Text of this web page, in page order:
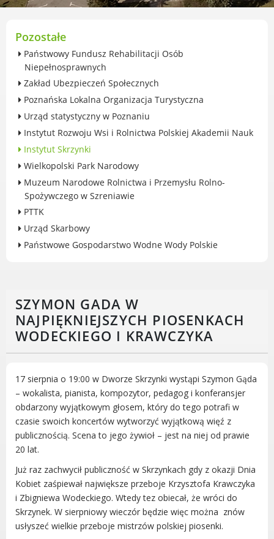
przekształceniowa
Ochrona środowiska
Edukacja ekologiczna
SZYKUJ SIĘ NA ZMIANY KLIMATU
Komunikacja miejska
Rolnictwo
Zwierzęta
Organizacje pozarządowe
Centrum Organizacji Pozarządowych
Karty honorowane w Luboniu
Duża Rodzina
Konsultacje społeczne i ewaluacje
Konkursy miejskie
Fundusze UE i krajowe
BEZPIECZEŃSTWO
Zdrowie
Porady prawne
Likwidacja barier - seniorzy i osoby z
niepełnosprawnościami
MIASTO LUBOŃ
Władze Miasta
O mieście
Luboński Szlak Architektury
Przemysłowej
SZYMON GADA W
NAJPIĘKNIEJSZYCH PIOSENKACH
WODECKIEGO I KRAWCZYKA
17 sierpnia o 19:00 w Dworze Skrzynki wystąpi Szymon Gąda
– wokalista, pianista, kompozytor, pedagog i konferansjer
obdarzony wyjątkowym głosem, który do tego potrafi w
czasie swoich koncertów wytworzyć wyjątkową więź z
publicznością. Scena to jego żywioł – jest na niej od prawie
20 lat.
Już raz zachwycił publiczność w Skrzynkach gdy z okazji Dnia
Kobiet zaśpiewał największe przeboje Krzysztofa Krawczyka
i Zbigniewa Wodeckiego. Wtedy tez obiecał, że wróci do
Skrzynek. W sierpniowy wieczór będzie więc można znów
usłyszeć wielkie przeboje mistrzów polskiej piosenki.
Pozostałe
Państwowy Fundusz Rehabilitacji Osób
Niepełnosprawnych
Zakład Ubezpieczeń Społecznych
Poznańska Lokalna Organizacja Turystyczna
Urząd statystyczny w Poznaniu
Instytut Rozwoju Wsi i Rolnictwa Polskiej Akademii Nauk
Instytut Skrzynki
Wielkopolski Park Narodowy
Muzeum Narodowe Rolnictwa i Przemysłu Rolno-
Spożywczego w Szreniawie
PTTK
Urząd Skarbowy
Państwowe Gospodarstwo Wodne Wody Polskie